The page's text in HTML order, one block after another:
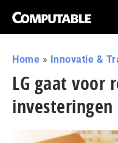
Home » Innovatie &
LG gaat voor